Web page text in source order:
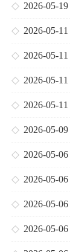
2026-05-19
2026-05-11
2026-05-11
2026-05-11
2026-05-11
2026-05-09
2026-05-06
2026-05-06
2026-05-06
2026-05-06